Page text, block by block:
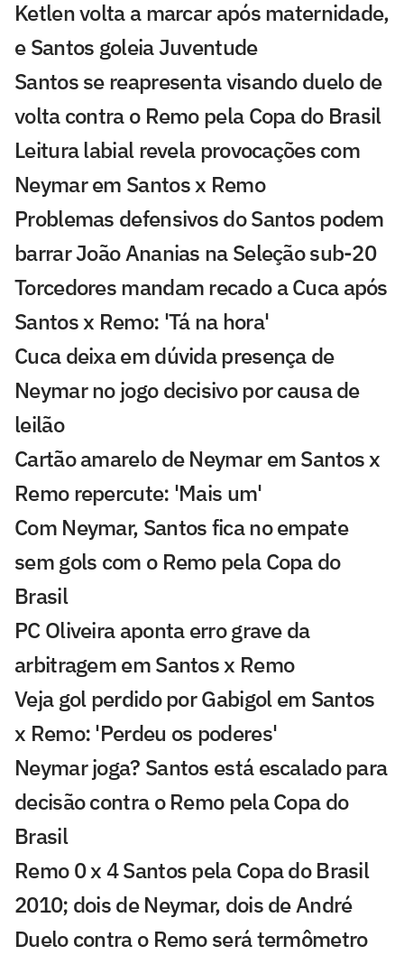
Ketlen volta a marcar após maternidade,
e Santos goleia Juventude
Santos se reapresenta visando duelo de
volta contra o Remo pela Copa do Brasil
Leitura labial revela provocações com
Neymar em Santos x Remo
Problemas defensivos do Santos podem
barrar João Ananias na Seleção sub-20
Torcedores mandam recado a Cuca após
Santos x Remo: 'Tá na hora'
Cuca deixa em dúvida presença de
Neymar no jogo decisivo por causa de
leilão
Cartão amarelo de Neymar em Santos x
Remo repercute: 'Mais um'
Com Neymar, Santos fica no empate
sem gols com o Remo pela Copa do
Brasil
PC Oliveira aponta erro grave da
arbitragem em Santos x Remo
Veja gol perdido por Gabigol em Santos
x Remo: 'Perdeu os poderes'
Neymar joga? Santos está escalado para
decisão contra o Remo pela Copa do
Brasil
Remo 0 x 4 Santos pela Copa do Brasil
2010; dois de Neymar, dois de André
Duelo contra o Remo será termômetro